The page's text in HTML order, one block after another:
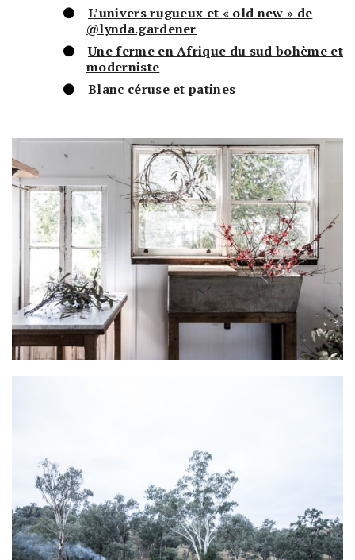
L’univers rugueux et « old new » de
@lynda.gardener
Une ferme en Afrique du sud bohème et
moderniste
Blanc céruse et patines